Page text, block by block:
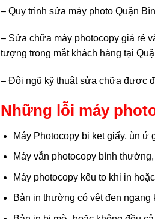
– Quy trình sửa máy photo Quận
– Sửa chữa máy photocopy giá rẻ
tượng trong mắt khách hàng tại
– Đội ngũ kỹ thuật sửa chữa được
Những lỗi máy
Máy Photocopy bị kẹt giấy, ùn ứ
Máy vẫn photocopy bình
Máy photocopy kêu to khi in
Bản in thường có vệt đen ngang